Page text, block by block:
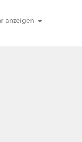
anzeigen